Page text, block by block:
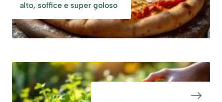
alto, soffice e super goloso